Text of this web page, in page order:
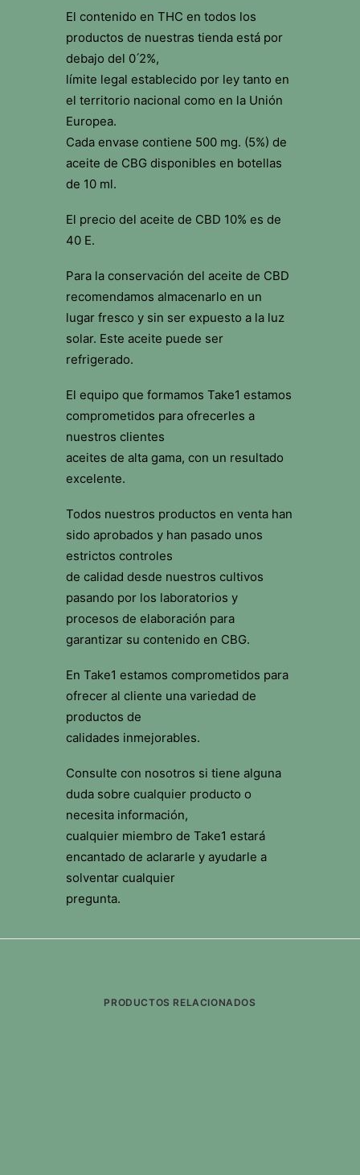
El contenido en THC en todos los
productos de nuestras tienda está por
debajo del 0 ́2%,
límite legal establecido por ley tanto en
el territorio nacional como en la Unión
Europea.
Cada envase contiene 500 mg. (5%) de
aceite de CBG disponibles en botellas
de 10 ml.
El precio del aceite de CBD 10% es de
40 E.
Para la conservación del aceite de CBD
recomendamos almacenarlo en un
lugar fresco y sin ser expuesto a la luz
solar. Este aceite puede ser
refrigerado.
El equipo que formamos Take1 estamos
comprometidos para ofrecerles a
nuestros clientes
aceites de alta gama, con un resultado
excelente.
Todos nuestros productos en venta han
sido aprobados y han pasado unos
estrictos controles
de calidad desde nuestros cultivos
pasando por los laboratorios y
procesos de elaboración para
garantizar su contenido en CBG.
En Take1 estamos comprometidos para
ofrecer al cliente una variedad de
productos de
calidades inmejorables.
Consulte con nosotros si tiene alguna
duda sobre cualquier producto o
necesita información,
cualquier miembro de Take1 estará
encantado de aclararle y ayudarle a
solventar cualquier
pregunta.
PRODUCTOS RELACIONADOS